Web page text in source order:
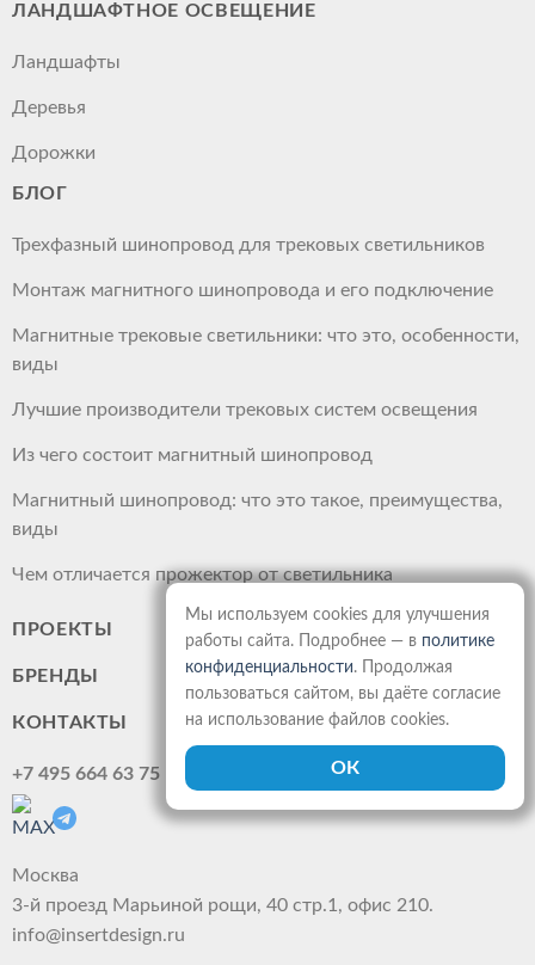
ЛАНДШАФТНОЕ ОСВЕЩЕНИЕ
Ландшафты
Деревья
Дорожки
БЛОГ
Трехфазный шинопровод для трековых светильников
Монтаж магнитного шинопровода и его подключение
Магнитные трековые светильники: что это, особенности,
виды
Лучшие производители трековых систем освещения
Из чего состоит магнитный шинопровод
Магнитный шинопровод: что это такое, преимущества,
виды
Чем отличается прожектор от светильника
ПРОЕКТЫ
БРЕНДЫ
КОНТАКТЫ
+7 495 664 63 75
Москва
3-й проезд Марьиной рощи, 40 стр.1, офис 210.
info@insertdesign.ru
Мы используем cookies для улучшения
работы сайта. Подробнее — в политике
конфиденциальности. Продолжая
пользоваться сайтом, вы даёте согласие
на использование файлов cookies.